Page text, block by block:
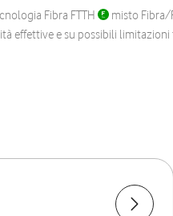
Fibra FTTH misto Fibra/
effettive e su possibili limitazioni